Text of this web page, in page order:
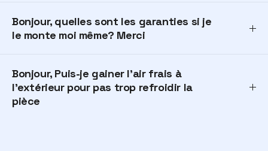
Bonjour, quelles sont les garanties si je
le monte moi même? Merci
Bonjour, Puis-je gainer l'air frais à
l'extérieur pour pas trop refroidir la
pièce